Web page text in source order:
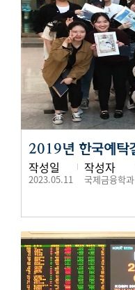
2019년 한국예탁
작성일
2023.05.11
작성자
국제금융학과